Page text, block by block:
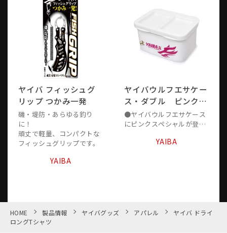
ヤイバ フィッシュグ
リップ つかみ一発
磯・堤防・あらゆる釣り
に！
頑丈で軽量、コンパクトな
フィッシュグリップです。
YAIBA
ヤイバウルフエサケー
ス・ダブル ピンクス
ペシャル
●ヤイバウルフエサケース
にピンクスペシャルが登
●中にすのこ付きで上蓋は
YAIBA
HOME 製品情報 ヤイバグッズ アパレル
ヤイバ ドライ
ロングTシャツ